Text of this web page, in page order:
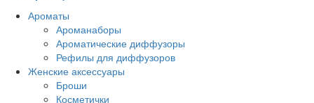
Ароматы
Ароманаборы
Ароматические диффузоры
Рефилы для диффузоров
Женские аксессуары
Броши
Косметички